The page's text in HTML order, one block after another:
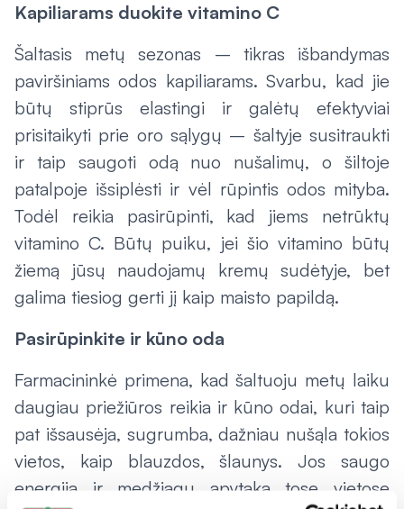
Kapiliarams duokite vitamino C
Šaltasis metų sezonas – tikras išbandymas
paviršiniams odos kapiliarams. Svarbu, kad jie
būtų stiprūs elastingi ir galėtų efektyviai
prisitaikyti prie oro sąlygų – šaltyje susitraukti
ir taip saugoti odą nuo nušalimų, o šiltoje
patalpoje išsiplėsti ir vėl rūpintis odos mityba.
Todėl reikia pasirūpinti, kad jiems netrūktų
vitamino C. Būtų puiku, jei šio vitamino būtų
žiemą jūsų naudojamų kremų sudėtyje, bet
galima tiesiog gerti jį kaip maisto papildą.
Pasirūpinkite ir kūno oda
Farmacininkė primena, kad šaltuoju metų laiku
daugiau priežiūros reikia ir kūno odai, kuri taip
pat išsausėja, sugrumba, dažniau nušąla tokios
vietos, kaip blauzdos, šlaunys. Jos saugo
energiją ir medžiagų apytaka tose vietose